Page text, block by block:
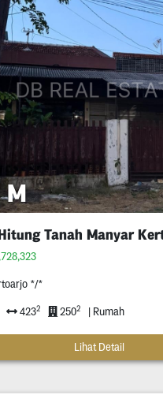
M
Tanah Manyar
*/*
4232 2502 | Rumah
Lihat Detail